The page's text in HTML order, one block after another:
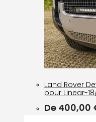
Land Rover
pour Linear-
De 400,00